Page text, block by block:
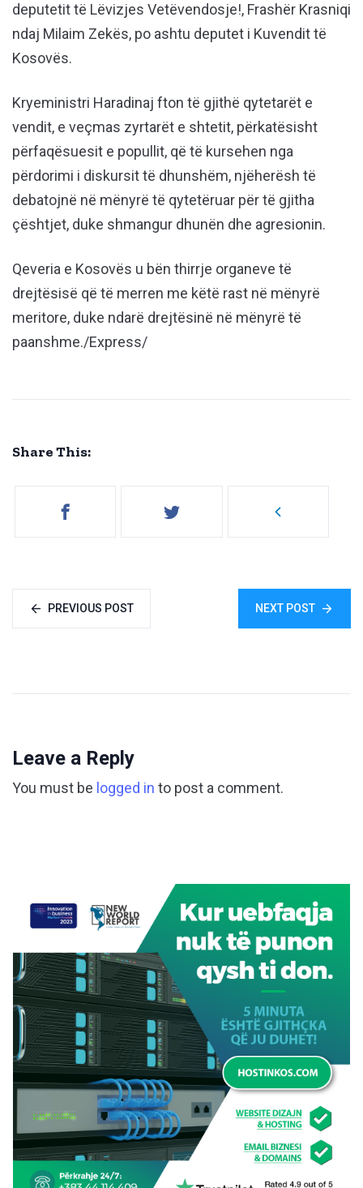
deputetit të Lëvizjes Vetëvendosje!, Frashër Krasniqi
ndaj Milaim Zekës, po ashtu deputet i Kuvendit të
Kosovës.
Kryeministri Haradinaj fton të gjithë qytetarët e
vendit, e veçmas zyrtarët e shtetit, përkatësisht
përfaqësuesit e popullit, që të kursehen nga
përdorimi i diskursit të dhunshëm, njëherësh të
debatojnë në mënyrë të qytetëruar për të gjitha
çështjet, duke shmangur dhunën dhe agresionin.
Qeveria e Kosovës u bën thirrje organeve të
drejtësisë që të merren me këtë rast në mënyrë
meritore, duke ndarë drejtësinë në mënyrë të
paanshme./Express/
Share This:
PREVIOUS POST NEXT POST
Leave a Reply
You must be logged in to post a comment.